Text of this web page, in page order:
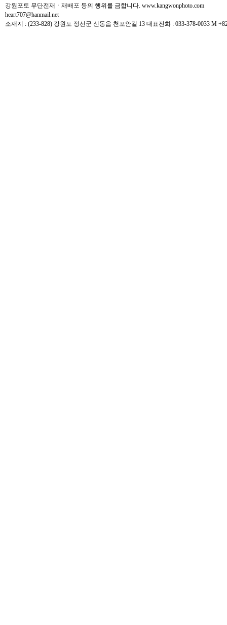
강원포토 무단전재ㆍ재배포 등의 행위를 금합니다. www.kangwonphoto.com
heart707@hanmail.net
소재지 : (233-828) 강원도 정선군 신동읍 천포안길 13 대표전화 : 033-378-0033 M